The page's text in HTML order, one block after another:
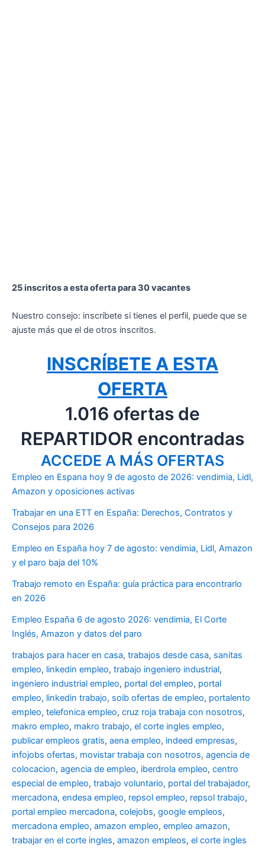
25 inscritos a esta oferta para 30 vacantes
Nuestro consejo: inscríbete si tienes el perfil, puede que se
ajuste más que el de otros inscritos.
INSCRÍBETE A ESTA
OFERTA
1.016 ofertas de
REPARTIDOR encontradas
ACCEDE A MÁS OFERTAS
Empleo en Espana hoy 9 de agosto de 2026: vendimia, Lidl,
Amazon y oposiciones activas
Trabajar en una ETT en España: Derechos, Contratos y
Consejos para 2026
Empleo en España hoy 7 de agosto: vendimia, Lidl, Amazon
y el paro baja del 10%
Trabajo remoto en España: guía práctica para encontrarlo
en 2026
Empleo España 6 de agosto 2026: vendimia, El Corte
Inglés, Amazon y datos del paro
trabajos para hacer en casa, trabajos desde casa, sanitas
empleo, linkedin empleo, trabajo ingeniero industrial,
ingeniero industrial empleo, portal del empleo, portal
empleo, linkedin trabajo, soib ofertas de empleo, portalento
empleo, telefonica empleo, cruz roja trabaja con nosotros,
makro empleo, makro trabajo, el corte ingles empleo,
publicar empleos gratis, aena empleo, indeed empresas,
infojobs ofertas, movistar trabaja con nosotros, agencia de
colocacion, agencia de empleo, iberdrola empleo, centro
especial de empleo, trabajo voluntario, portal del trabajador,
mercadona, endesa empleo, repsol empleo, repsol trabajo,
portal empleo mercadona, colejobs, google empleos,
mercadona empleo, amazon empleo, empleo amazon,
trabajar en el corte ingles, amazon empleos, el corte ingles